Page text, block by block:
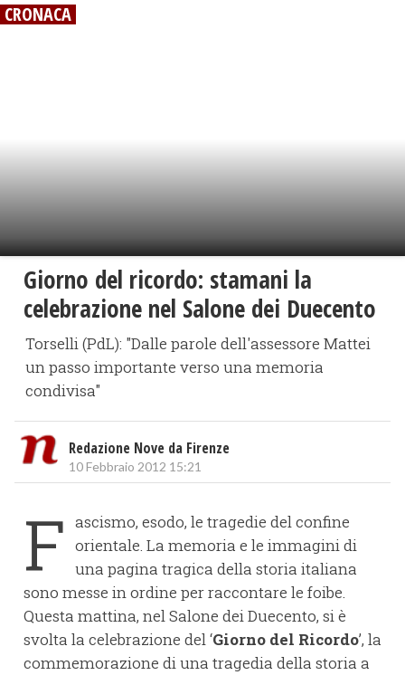
CRONACA
Giorno del ricordo: stamani la
celebrazione nel Salone dei Duecento
Torselli (PdL): "Dalle parole dell'assessore Mattei
un passo importante verso una memoria
condivisa"
Redazione Nove da Firenze
10 Febbraio 2012 15:21
F ascismo, esodo, le tragedie del confine
orientale. La memoria e le immagini di
una pagina tragica della storia italiana
sono messe in ordine per raccontare le foibe.
Questa mattina, nel Salone dei Duecento, si è
svolta la celebrazione del ‘Giorno del Ricordo’, la
commemorazione di una tragedia della storia a